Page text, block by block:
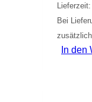
Bei
In den